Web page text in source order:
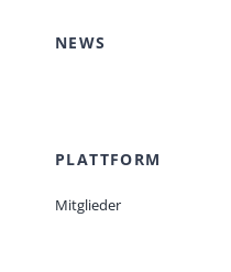
NEWS
PLATTFORM
Mitglieder